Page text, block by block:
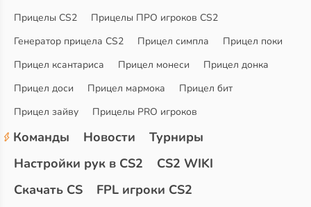
Прицелы CS2
Прицелы ПРО игроков CS2
Генератор прицела CS2
Прицел симпла
Прицел поки
Прицел ксантариса
Прицел монеси
Прицел донка
Прицел доси
Прицел мармока
Прицел бит
Прицел зайву
Прицелы PRO игроков
Команды Новости
Турниры
Настройки рук в CS2
CS2 WIKI
Скачать CS
FPL игроки CS2